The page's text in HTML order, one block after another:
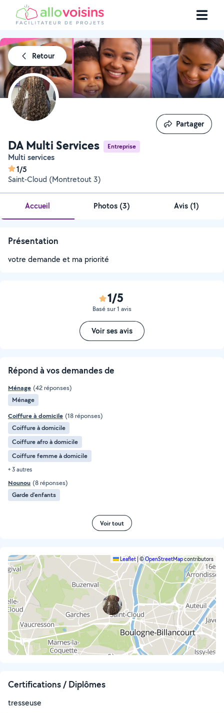
Retour
DA Multi Services Entreprise
Multi services
1/5
Saint-Cloud (Montretout 3)
Partager
Partager
Accueil Photos (3) Avis (1)
Présentation
votre demande et ma priorité
1/5
Basé sur 1 avis
Voir ses avis
Répond à vos demandes de
Ménage (42 réponses)
Ménage
Coiffure à domicile (18 réponses)
Coiffure à domicile
Coiffure afro à domicile
Coiffure femme à domicile
+ 3 autres
Nounou (8 réponses)
Garde d'enfants
Voir tout
Leaflet|©OpenStreetMapcontributors
Certifications / Diplômes
tresseuse